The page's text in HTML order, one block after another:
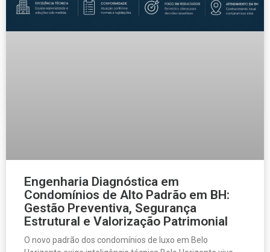
Engenharia Diagnóstica em
Condomínios de Alto Padrão em BH:
Gestão Preventiva, Segurança
Estrutural e Valorização Patrimonial
O novo padrão dos condomínios de luxo em Belo